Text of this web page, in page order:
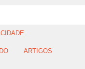
ARTIGOS